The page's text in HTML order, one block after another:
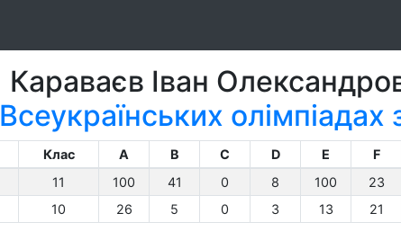
Караваєв Іван
Всеукраїнських олімпіадах
Клас A B C D E F
11 100 41 0 8 100 23
10 26 5 0 3 13 21